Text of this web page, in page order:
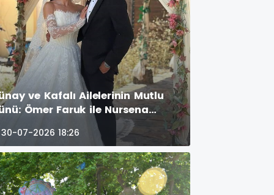
ve Kafalı Ailelerinin Mutlu
Ömer Faruk ile Nursena
Girdi! GÜNÜN ÖNE
FOTOĞRAF KARELERİ
30-07-2026 18:26